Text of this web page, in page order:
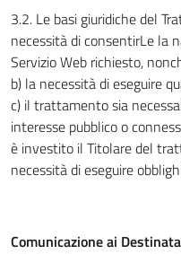
3.2. Le basi giuridiche del
necessità di consentirLe la
Servizio Web richiesto,
b) la necessità di eseguire
c) il trattamento sia
interesse pubblico o
è investito il Titolare del
necessità di eseguire
Comunicazione ai